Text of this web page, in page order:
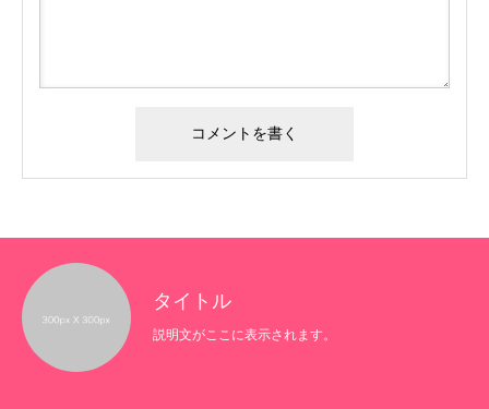
タイトル
説明文がここに表示されます。